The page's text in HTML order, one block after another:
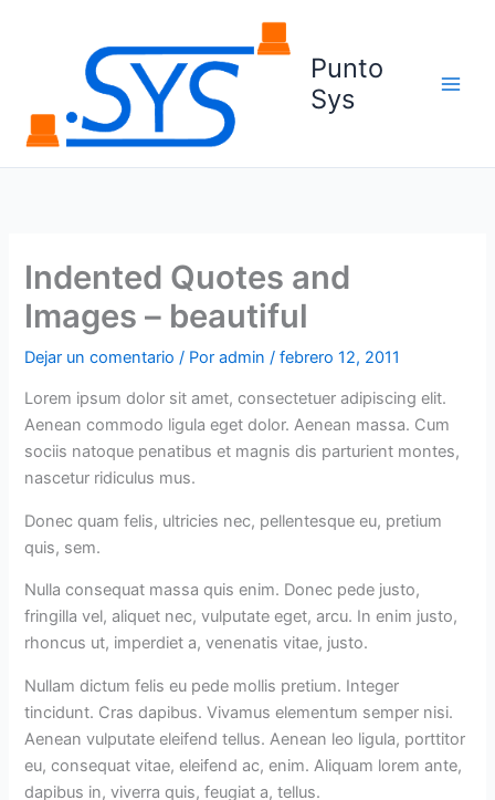
Punto
Sys
Indented Quotes and
Images – beautiful
Dejar un comentario / Poradmin/febrero 12, 2011
Lorem ipsum dolor sit amet, consectetuer adipiscing elit.
Aenean commodo ligula eget dolor. Aenean massa. Cum
sociis natoque penatibus et magnis dis parturient montes,
nascetur ridiculus mus.
Donec quam felis, ultricies nec, pellentesque eu, pretium
quis, sem.
Nulla consequat massa quis enim. Donec pede justo,
fringilla vel, aliquet nec, vulputate eget, arcu. In enim justo,
rhoncus ut, imperdiet a, venenatis vitae, justo.
Nullam dictum felis eu pede mollis pretium. Integer
tincidunt. Cras dapibus. Vivamus elementum semper nisi.
Aenean vulputate eleifend tellus. Aenean leo ligula, porttitor
eu, consequat vitae, eleifend ac, enim. Aliquam lorem ante,
dapibus in, viverra quis, feugiat a, tellus.